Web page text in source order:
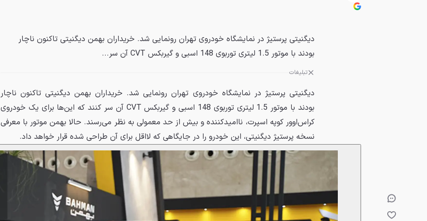
دیگنیتی پرستیژ در نمایشگاه خودروی تهران رونمایی شد. خریداران بهمن دیگنیتی تاکنون ناچار
بودند با موتور 1.5 لیتری توربوی 148 اسبی و گیربکس CVT آن سر...
تبلیغات
دیگنیتی پرستیژ در نمایشگاه خودروی تهران رونمایی شد. خریداران بهمن دیگنیتی تاکنون ناچار
بودند با موتور 1.5 لیتری توربوی 148 اسبی و گیربکس CVT آن سر کنند که این‌ها برای یک خودروی
کراس‌اوور کوپه اسپرت، ناامیدکننده و بیش از حد معمولی به نظر می‌رسند. حالا بهمن موتور با معرفی
نسخه پرستیژ دیگنیتی، این خودرو را در جایگاهی که لااقل برای آن طراحی شده قرار خواهد داد.